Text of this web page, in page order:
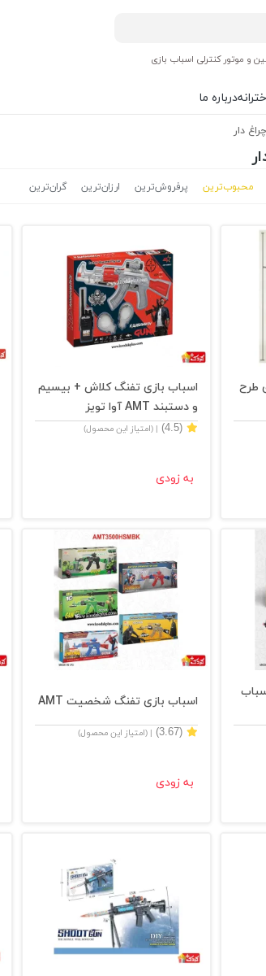
و موتور کنترلی اسباب بازی
درباره ما
دار
محبوب‌‌ترین پرفروش‌ترین ارزان‌ترین گران‌ترین
طرح
اسباب بازی تفنگ کلاش + بیسیم
و دستبند AMT آوا تویز
(4.5) | (امتیاز این محصول)
به زودی
اسباب بازی تفنگ شخصیت AMT
(3.67) | (امتیاز این محصول)
به زودی